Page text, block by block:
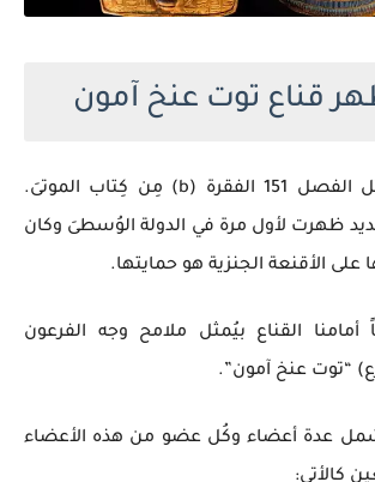
قناع توت عنخ آمون
هذه النقوش تُمثل الفصل 151 الفقرة (b) مِن كِتاب الموتىَ.
ظهرت لأول مرة في الدولة الوُسطىَ وكان
الأقنعة الجنزية هو حمايتها.
القناع بيُمثل ملامح وجه الفرعون
“توت عنخ آمون”.
عدة أعضاء وكُل عضو من هذه الأعضاء
كالأتي: